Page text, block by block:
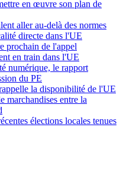
en œuvre son plan de
aller au-delà des normes
directe dans l'UE
prochain de l'appel
en train dans l'UE
numérique, le rapport
du PE
la disponibilité de l'UE
marchandises entre la
élections locales tenues